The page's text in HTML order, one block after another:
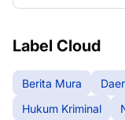
Label Cloud
Berita Mura
Hukum Kriminal